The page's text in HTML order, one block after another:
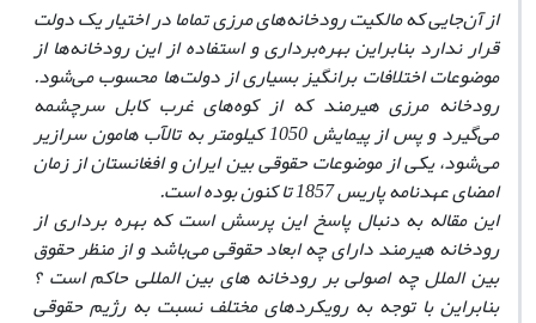
از آن‌جایی که مالکیت رودخانه‌های مرزی تماما در اختیار یک دولت
قرار ندارد بنابراین بهره‌برداری و استفاده از این‌ رودخانه‌ها از
موضوعات اختلافات‌ برانگیز بسیاری از دولت‌ها محسوب می‌شود.
رودخانه مرزی هیرمند که از کوه‌های غرب کابل سرچشمه
می‌گیرد و پس از پیمایش 1050 کیلومتر به تالآب ‌هامون سرازیر
می‌شود، یکی از موضوعات حقوقی بین ایران و افغانستان از زمان
امضای عهدنامه پاریس 1857 تا کنون بوده است.
این مقاله به دنبال پاسخ این پرسش است که بهره برداری از
رودخانه هیرمند دارای چه ابعاد حقوقی می‌باشد و از منظر حقوق
بین الملل چه اصولی بر رودخانه های بین المللی حاکم است ؟
بنابراین با توجه به رویکردهای مختلف نسبت به رژیم حقوقی